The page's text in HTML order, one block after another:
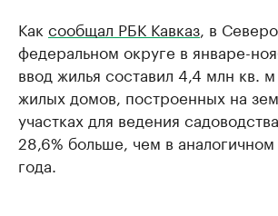
Как сообщал РБК Кавказ , в
федеральном округе в январе-
ввод жилья составил 4,4 млн кв.
жилых домов, построенных на
участках для ведения
28,6% больше, чем в
года.